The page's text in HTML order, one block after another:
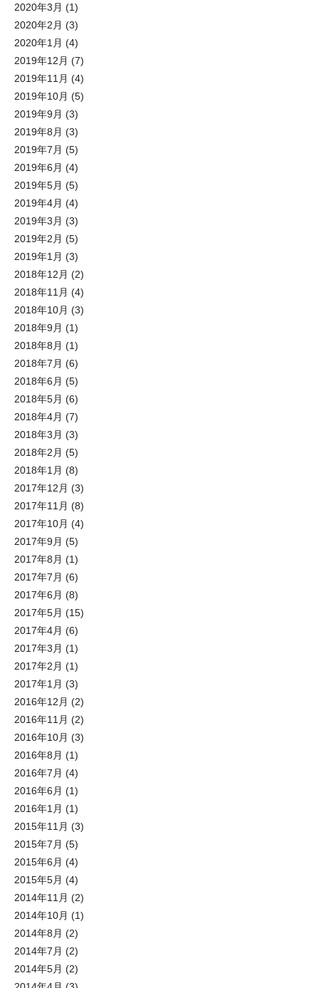
2020年3月 (1)
2020年2月 (3)
2020年1月 (4)
2019年12月 (7)
2019年11月 (4)
2019年10月 (5)
2019年9月 (3)
2019年8月 (3)
2019年7月 (5)
2019年6月 (4)
2019年5月 (5)
2019年4月 (4)
2019年3月 (3)
2019年2月 (5)
2019年1月 (3)
2018年12月 (2)
2018年11月 (4)
2018年10月 (3)
2018年9月 (1)
2018年8月 (1)
2018年7月 (6)
2018年6月 (5)
2018年5月 (6)
2018年4月 (7)
2018年3月 (3)
2018年2月 (5)
2018年1月 (8)
2017年12月 (3)
2017年11月 (8)
2017年10月 (4)
2017年9月 (5)
2017年8月 (1)
2017年7月 (6)
2017年6月 (8)
2017年5月 (15)
2017年4月 (6)
2017年3月 (1)
2017年2月 (1)
2017年1月 (3)
2016年12月 (2)
2016年11月 (2)
2016年10月 (3)
2016年8月 (1)
2016年7月 (4)
2016年6月 (1)
2016年1月 (1)
2015年11月 (3)
2015年7月 (5)
2015年6月 (4)
2015年5月 (4)
2014年11月 (2)
2014年10月 (1)
2014年8月 (2)
2014年7月 (2)
2014年5月 (2)